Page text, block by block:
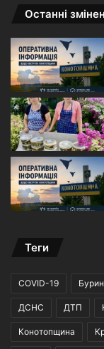
Останні
Теги
COVID-19
ДСНС ДТП
Конотопщина